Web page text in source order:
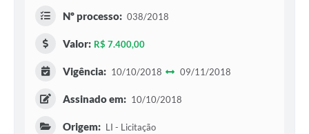
Nº processo: 038/2018
Valor: R$ 7.400,00
Vigência: 10/10/2018 09/11/2018
Assinado em: 10/10/2018
Origem: LI - Licitação